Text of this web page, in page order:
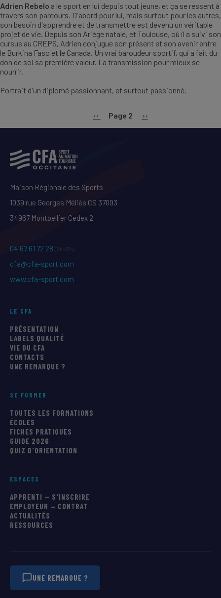
Adrien Rebelo a le sport en lui depuis tout jeune, et ça se ressent à
travers son parcours. D'abord pour lui, mais surtout pour les autres,
son besoin d'apprendre et de transmettre est devenu un véritable
projet de vie. Depuis son Ariège natale, et Toulouse, où il a suivi son
cursus au CREPS, Adrien conjugue son présent et son avenir entre
le Burkina Faso et le Canada. Un vrai baroudeur sportif, qui a fait du
don de soi sa première valeur. La transmission pour mieux se
nourrir.
Portrait d'un diplomé passionnant, et surtout passionné.
Page
‹‹ Page 2
Page
››
Maison Régionale des Sports
1039 rue Georges Méliès CS 37093
34967 Montpellier Cedex 2
04 67 61 72 28 (9h–13h)
cfa@cfa-sport.com
www.cfa-sport.com
LE CFA
PRÉSENTATION
LABELS QUALITÉ
VIE DU CFA
CONTACTS
UNE REMARQUE ?
SE FORMER
TOUTES LES FORMATIONS
ÉCOLES
FICHES PRATIQUES
GUIDE 2026
QUIZ D'ORIENTATION
ESPACES
APPRENTI — S'INSCRIRE
EMPLOYEUR — CONTRAT
ACTUALITÉS
RESSOURCES
UNE REMARQUE ?